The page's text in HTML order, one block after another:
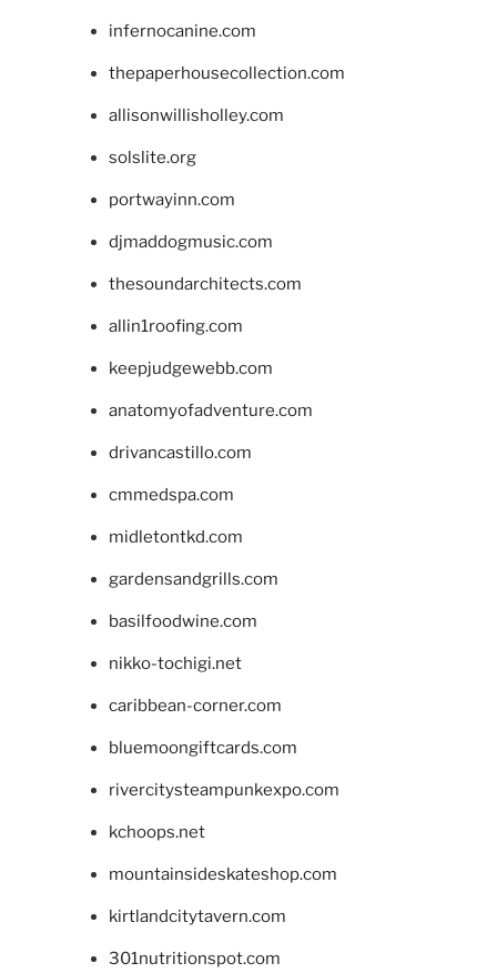
infernocanine.com
thepaperhousecollection.com
allisonwillisholley.com
solslite.org
portwayinn.com
djmaddogmusic.com
thesoundarchitects.com
allin1roofing.com
keepjudgewebb.com
anatomyofadventure.com
drivancastillo.com
cmmedspa.com
midletontkd.com
gardensandgrills.com
basilfoodwine.com
nikko-tochigi.net
caribbean-corner.com
bluemoongiftcards.com
rivercitysteampunkexpo.com
kchoops.net
mountainsideskateshop.com
kirtlandcitytavern.com
301nutritionspot.com